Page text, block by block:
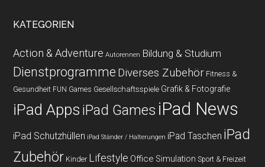
KATEGORIEN
Action & Adventure Autorennen Bildung & Studium
Dienstprogramme Diverses Zubehör Fitness &
Gesundheit FUN Games Gesellschaftsspiele Grafik & Fotografie
iPad Apps iPad Games iPad News
iPad Schutzhüllen iPad Ständer / Halterungen iPad Taschen iPad
Zubehör Kinder Lifestyle Office Simulation Sport & Freizeit